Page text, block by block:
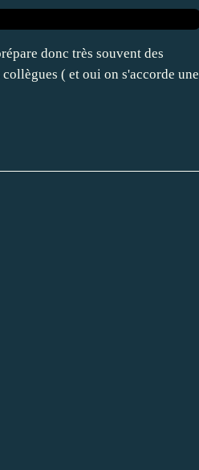
donc très souvent des
( et oui on s'accorde une